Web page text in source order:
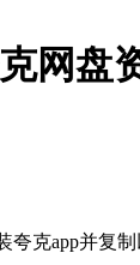
网盘
克app并复